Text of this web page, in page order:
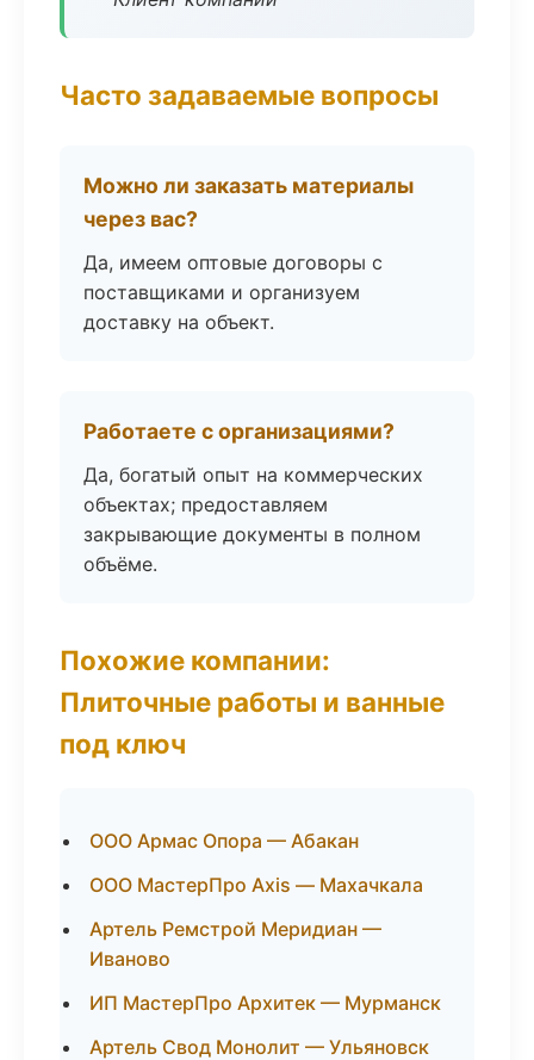
Часто задаваемые вопросы
Можно ли заказать материалы
через вас?
Да, имеем оптовые договоры с
поставщиками и организуем
доставку на объект.
Работаете с организациями?
Да, богатый опыт на коммерческих
объектах; предоставляем
закрывающие документы в полном
объёме.
Похожие компании:
Плиточные работы и ванные
под ключ
ООО Армас Опора — Абакан
ООО МастерПро Axis — Махачкала
Артель Ремстрой Меридиан —
Иваново
ИП МастерПро Архитек — Мурманск
Артель Свод Монолит — Ульяновск